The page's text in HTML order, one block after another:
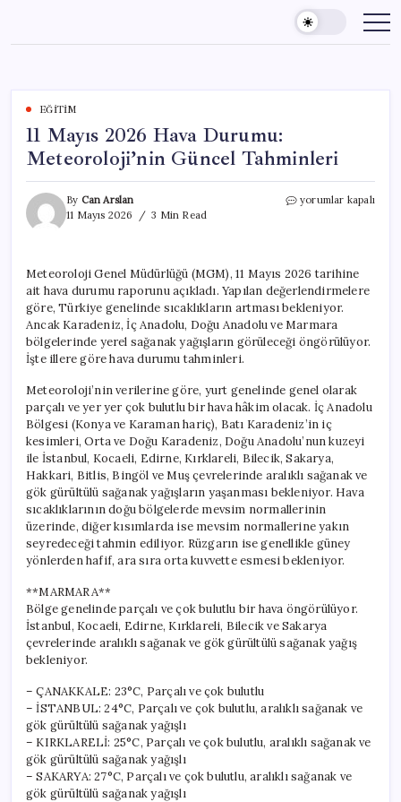
content
EĞITIM
11 Mayıs 2026 Hava Durumu:
Meteoroloji’nin Güncel Tahminleri
By Can Arslan
11 Mayıs 2026
3 Min Read
11
Meteoroloji’nin
Güncel
Tahminleri
için
yorumlar kapalı
Meteoroloji Genel Müdürlüğü (MGM), 11 Mayıs 2026 tarihine
ait hava durumu raporunu açıkladı. Yapılan değerlendirmelere
göre, Türkiye genelinde sıcaklıkların artması bekleniyor.
Ancak Karadeniz, İç Anadolu, Doğu Anadolu ve Marmara
bölgelerinde yerel sağanak yağışların görüleceği öngörülüyor.
İşte illere göre hava durumu tahminleri.
Meteoroloji’nin verilerine göre, yurt genelinde genel olarak
parçalı ve yer yer çok bulutlu bir hava hâkim olacak. İç Anadolu
Bölgesi (Konya ve Karaman hariç), Batı Karadeniz’in iç
kesimleri, Orta ve Doğu Karadeniz, Doğu Anadolu’nun kuzeyi
ile İstanbul, Kocaeli, Edirne, Kırklareli, Bilecik, Sakarya,
Hakkari, Bitlis, Bingöl ve Muş çevrelerinde aralıklı sağanak ve
gök gürültülü sağanak yağışların yaşanması bekleniyor. Hava
sıcaklıklarının doğu bölgelerde mevsim normallerinin
üzerinde, diğer kısımlarda ise mevsim normallerine yakın
seyredeceği tahmin ediliyor. Rüzgarın ise genellikle güney
yönlerden hafif, ara sıra orta kuvvette esmesi bekleniyor.
**MARMARA**
Bölge genelinde parçalı ve çok bulutlu bir hava öngörülüyor.
İstanbul, Kocaeli, Edirne, Kırklareli, Bilecik ve Sakarya
çevrelerinde aralıklı sağanak ve gök gürültülü sağanak yağış
bekleniyor.
– ÇANAKKALE: 23°C, Parçalı ve çok bulutlu
– İSTANBUL: 24°C, Parçalı ve çok bulutlu, aralıklı sağanak ve
gök gürültülü sağanak yağışlı
– KIRKLARELİ: 25°C, Parçalı ve çok bulutlu, aralıklı sağanak ve
gök gürültülü sağanak yağışlı
– SAKARYA: 27°C, Parçalı ve çok bulutlu, aralıklı sağanak ve
gök gürültülü sağanak yağışlı